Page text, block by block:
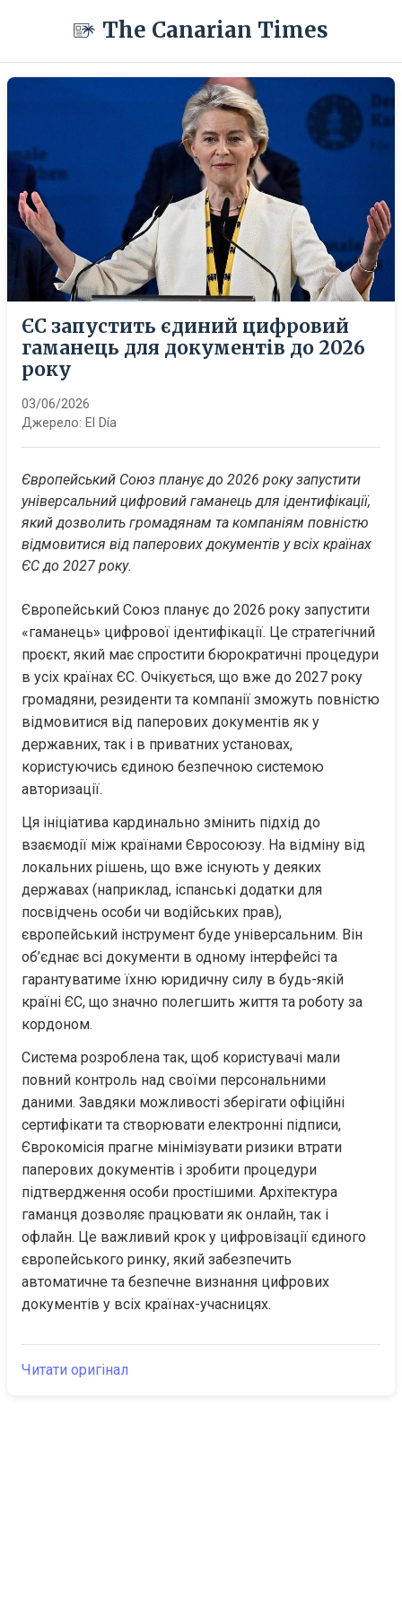
The Canarian Times
ЄС запустить єдиний цифровий
гаманець для документів до 2026
року
03/06/2026
Джерело: El Día
Європейський Союз планує до 2026 року запустити
універсальний цифровий гаманець для ідентифікації,
який дозволить громадянам та компаніям повністю
відмовитися від паперових документів у всіх країнах
ЄС до 2027 року.
Європейський Союз планує до 2026 року запустити
«гаманець» цифрової ідентифікації. Це стратегічний
проєкт, який має спростити бюрократичні процедури
в усіх країнах ЄС. Очікується, що вже до 2027 року
громадяни, резиденти та компанії зможуть повністю
відмовитися від паперових документів як у
державних, так і в приватних установах,
користуючись єдиною безпечною системою
авторизації.
Ця ініціатива кардинально змінить підхід до
взаємодії між країнами Євросоюзу. На відміну від
локальних рішень, що вже існують у деяких
державах (наприклад, іспанські додатки для
посвідчень особи чи водійських прав),
європейський інструмент буде універсальним. Він
об’єднає всі документи в одному інтерфейсі та
гарантуватиме їхню юридичну силу в будь-якій
країні ЄС, що значно полегшить життя та роботу за
кордоном.
Система розроблена так, щоб користувачі мали
повний контроль над своїми персональними
даними. Завдяки можливості зберігати офіційні
сертифікати та створювати електронні підписи,
Єврокомісія прагне мінімізувати ризики втрати
паперових документів і зробити процедури
підтвердження особи простішими. Архітектура
гаманця дозволяє працювати як онлайн, так і
офлайн. Це важливий крок у цифровізації єдиного
європейського ринку, який забезпечить
автоматичне та безпечне визнання цифрових
документів у всіх країнах-учасницях.
Читати оригінал